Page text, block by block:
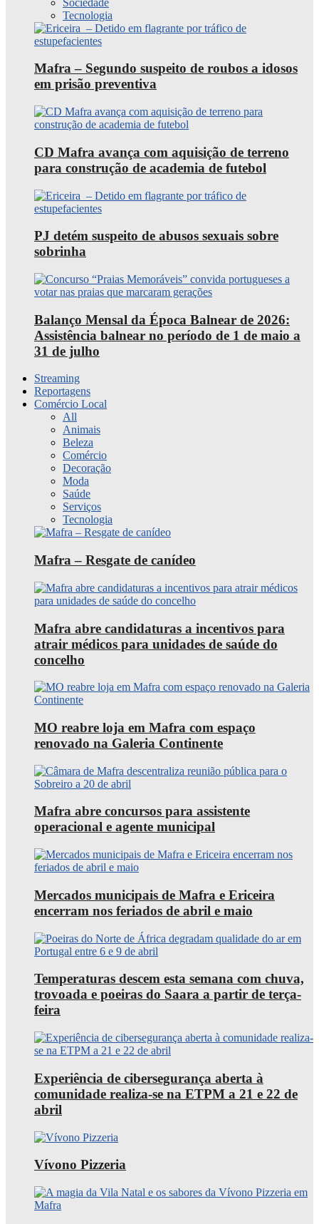
Tecnologia
Mafra – Segundo suspeito de roubos a idosos
em prisão preventiva
CD Mafra avança com aquisição de terreno
para construção de academia de futebol
PJ detém suspeito de abusos sexuais sobre
sobrinha
Balanço Mensal da Época Balnear de 2026:
Assistência balnear no período de 1 de maio a
31 de julho
Streaming
Reportagens
Comércio Local
All
Animais
Beleza
Comércio
Decoração
Moda
Saúde
Serviços
Tecnologia
Mafra – Resgate de canídeo
Mafra abre candidaturas a incentivos para
atrair médicos para unidades de saúde do
concelho
MO reabre loja em Mafra com espaço
renovado na Galeria Continente
Mafra abre concursos para assistente
operacional e agente municipal
Mercados municipais de Mafra e Ericeira
encerram nos feriados de abril e maio
Temperaturas descem esta semana com chuva,
trovoada e poeiras do Saara a partir de terça-
feira
Experiência de cibersegurança aberta à
comunidade realiza-se na ETPM a 21 e 22 de
abril
Vívono Pizzeria